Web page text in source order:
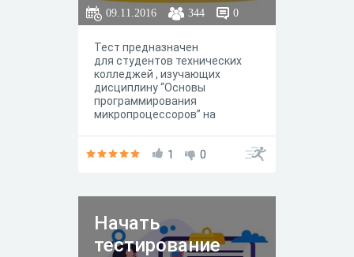
09.11.2016 344 0
Тест предназначен
для студентов технических
колледжей , изучающих
дисциплину “Основы
программирования
микропроцессоров” на
1 0
Начать
тестирование